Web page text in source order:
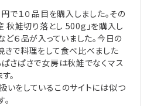
円で１０品目を購入しました。その
秋鮭切り落とし 500g」を購入し
ど６品が入っていました。今日の
きで料理をして食べ比べました
さぱさで女房は秋鮭でなくマス
。
いをしているこのサイトには似つ